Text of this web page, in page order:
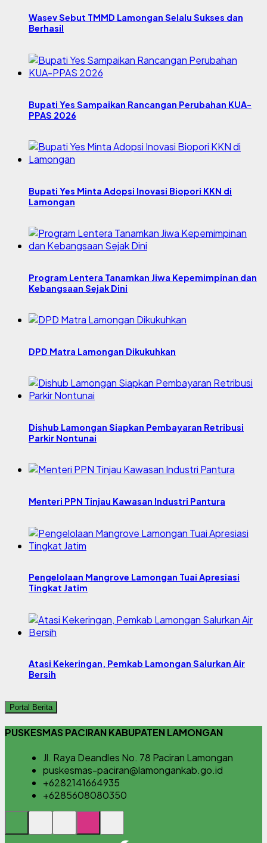
Wasev Sebut TMMD Lamongan Selalu Sukses dan
Berhasil
Bupati Yes Sampaikan Rancangan Perubahan KUA-
PPAS 2026
Bupati Yes Minta Adopsi Inovasi Biopori KKN di
Lamongan
Program Lentera Tanamkan Jiwa Kepemimpinan dan
Kebangsaan Sejak Dini
DPD Matra Lamongan Dikukuhkan
Dishub Lamongan Siapkan Pembayaran Retribusi
Parkir Nontunai
Menteri PPN Tinjau Kawasan Industri Pantura
Pengelolaan Mangrove Lamongan Tuai Apresiasi
Tingkat Jatim
Atasi Kekeringan, Pemkab Lamongan Salurkan Air
Bersih
Portal Berita
PUSKESMAS PACIRAN KABUPATEN LAMONGAN
Jl. Raya Deandles No. 78 Paciran Lamongan
puskesmas-paciran@lamongankab.go.id
+6282141664935
+6285608080350